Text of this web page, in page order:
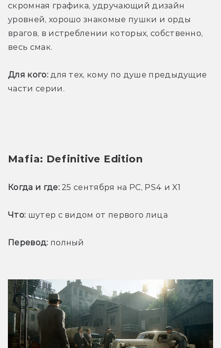
скромная графика, удручающий дизайн
уровней, хорошо знакомые пушки и орды
врагов, в истреблении которых, собственно,
весь смак.
Для кого: для тех, кому по душе предыдущие
части серии.
Mafia: Definitive Edition
Когда и где: 25 сентября на PC, PS4 и X1
Что: шутер с видом от первого лица
Перевод: полный